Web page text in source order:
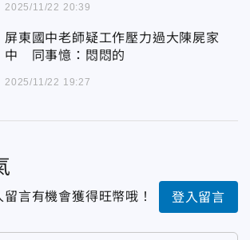
2025/11/22 20:39
屏東國中老師疑工作壓力過大陳屍家
中 同事憶：悶悶的
2025/11/22 19:27
留言有機會獲得旺幣哦！ 登入留言